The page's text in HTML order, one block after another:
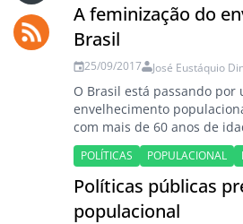
A feminização do
Brasil
25/09/2017 José Eustáquio
O Brasil está passando
envelhecimento
com mais de 60 anos de
idosas sobre a população
Roner Melo Nogueira Em
representando…
POLÍTICAS POPULACIONAL
Políticas públicas
populacional